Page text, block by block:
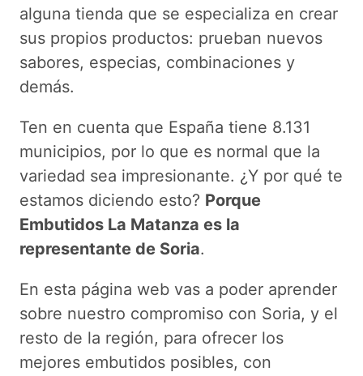
alguna tienda que se especializa en crear
sus propios productos: prueban nuevos
sabores, especias, combinaciones y
demás.
Ten en cuenta que España tiene 8.131
municipios, por lo que es normal que la
variedad sea impresionante. ¿Y por qué te
estamos diciendo esto? Porque
Embutidos La Matanza es la
representante de Soria.
En esta página web vas a poder aprender
sobre nuestro compromiso con Soria, y el
resto de la región, para ofrecer los
mejores embutidos posibles, con